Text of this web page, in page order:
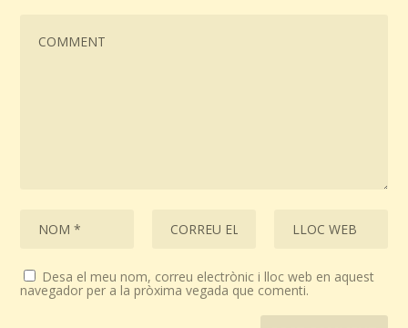
Desa el meu nom, correu electrònic i lloc web en aquest
navegador per a la pròxima vegada que comenti.